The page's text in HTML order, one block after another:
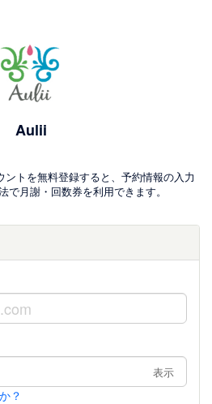
Aulii
トを無料登録すると、予約情報の入力
月謝・回数券を利用できます。
表示
？